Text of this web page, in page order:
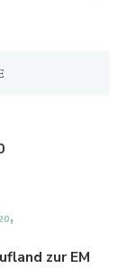
zur EM